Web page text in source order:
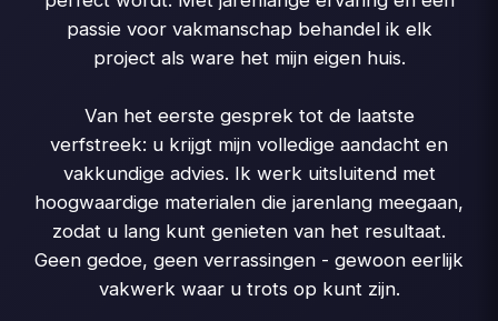
passie voor vakmanschap behandel ik elk
project als ware het mijn eigen huis.
Van het eerste gesprek tot de laatste
verfstreek: u krijgt mijn volledige aandacht en
vakkundige advies. Ik werk uitsluitend met
hoogwaardige materialen die jarenlang meegaan,
zodat u lang kunt genieten van het resultaat.
Geen gedoe, geen verrassingen - gewoon eerlijk
vakwerk waar u trots op kunt zijn.